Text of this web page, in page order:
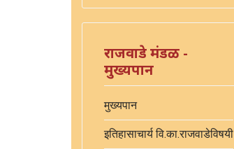
राजवाडे मंडळ -
मुख्यपान
मुख्यपान
इतिहासाचार्य वि.का.राजवाडेविषयी